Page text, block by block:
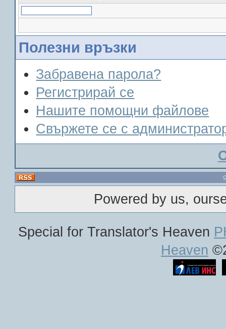
Полезни връзки
Забравена парола?
Регистрирай се
Нашите помощни файлове
Свържете се с
Powered by us,
Special for Translator's Heaven
Heaven